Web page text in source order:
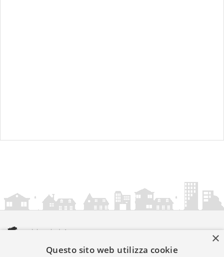
amministrazionicomunali.it è una iniziativa diartemedia.it
×
Questo sito web utilizza cookie